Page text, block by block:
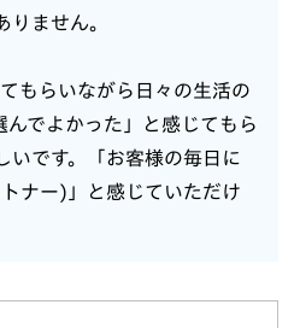
りません。
もらいながら日々の生活の
でよかった」と感じてもら
いです。「お客様の毎日に
ナー)」と感じていただけ